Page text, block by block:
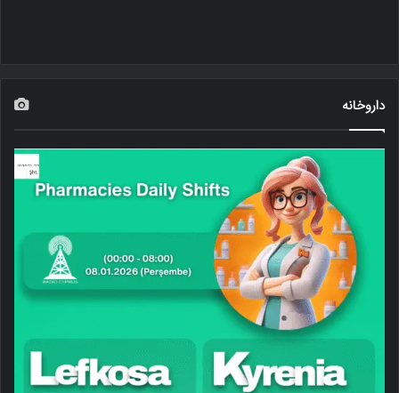
داروخانه